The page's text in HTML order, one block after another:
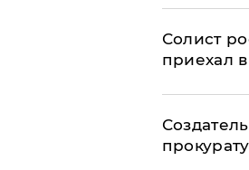
Солист
приехал